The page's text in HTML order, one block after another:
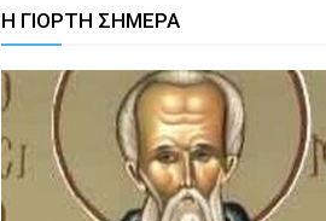
Η ΓΙΟΡΤΗ ΣΗΜΕΡΑ